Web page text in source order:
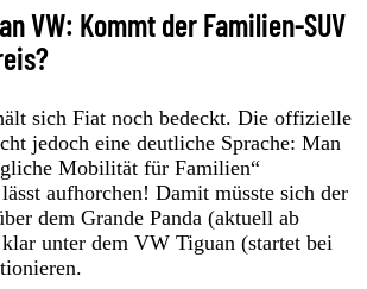
VW: Kommt der Familien-SUV
sich Fiat noch bedeckt. Die offizielle
jedoch eine deutliche Sprache: Man
Mobilität für Familien“
aufhorchen! Damit müsste sich der
dem Grande Panda (aktuell ab
unter dem VW Tiguan (startet bei